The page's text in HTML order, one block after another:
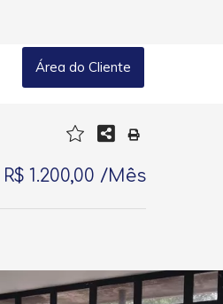
Área do Cliente
R$ 1.200,00 /Mês